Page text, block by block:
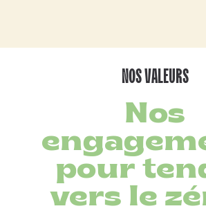
NOS VALEURS
Nos
pour
vers le